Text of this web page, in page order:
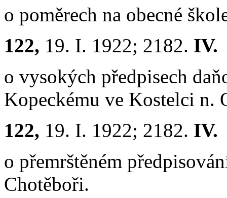
o poměrech na obecné
122, 19. I. 1922; 2182. IV.
o vysokých předpisech
Kopeckému ve Kostelci n.
122, 19. I. 1922; 2182. IV.
o přemrštěném
Chotěboři.